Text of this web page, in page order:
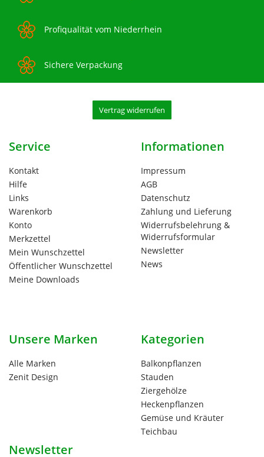
Profiqualität vom Niederrhein
Sichere Verpackung
Vertrag widerrufen
Service
Kontakt
Hilfe
Links
Warenkorb
Konto
Merkzettel
Mein Wunschzettel
Öffentlicher Wunschzettel
Meine Downloads
Informationen
Impressum
AGB
Datenschutz
Zahlung und Lieferung
Widerrufsbelehrung &
Widerrufsformular
Newsletter
News
Unsere Marken
Alle Marken
Zenit Design
Kategorien
Balkonpflanzen
Stauden
Ziergehölze
Heckenpflanzen
Gemüse und Kräuter
Teichbau
Newsletter